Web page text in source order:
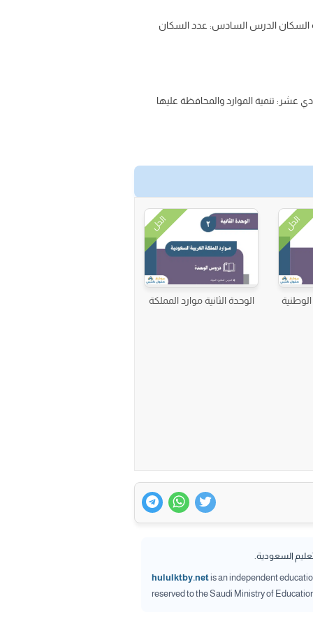
السكان الدرس السادس: عدد السكان
عشر: تنمية الموارد والمحافظة عليها
الحل
الوطنية
الحل
الوحدة الثانية موارد المملكة
السعودية.
hululktby.netis an independent
reserved to the Saudi Ministry of